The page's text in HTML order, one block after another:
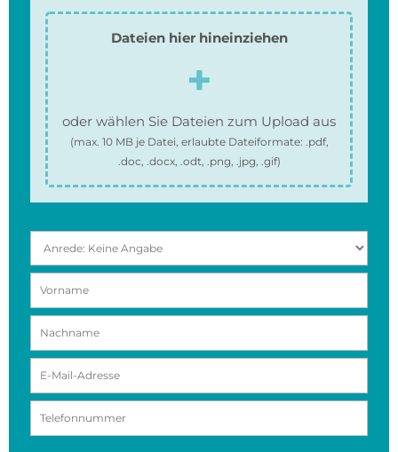
Dateien hier hineinziehen
oder wählen Sie Dateien zum Upload aus
(max. 10 MBje Datei, erlaubte Dateiformate: .pdf,
.doc, .docx, .odt, .png, .jpg, .gif)